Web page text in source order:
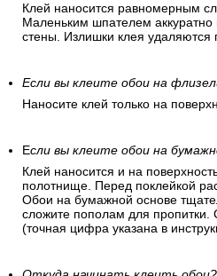
Клей наносится равномерным
Маленьким шпателем аккуратно
стены. Излишки клея удаляются
Если вы клеите обои на
Наносите клей только на
Если вы клеите обои на
Клей наносится и на
полотнище. Перед поклейкой
Обои на бумажной основе
сложите пополам для пропитки.
(точная цифра указана в